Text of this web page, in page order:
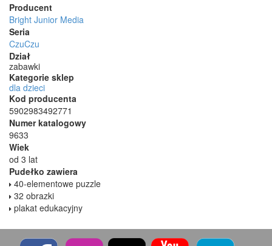
Producent
Bright Junior Media
Seria
CzuCzu
Dział
zabawki
Kategorie sklep
dla dzieci
Kod producenta
5902983492771
Numer katalogowy
9633
Wiek
od 3 lat
Pudełko zawiera
40-elementowe puzzle
32 obrazki
plakat edukacyjny